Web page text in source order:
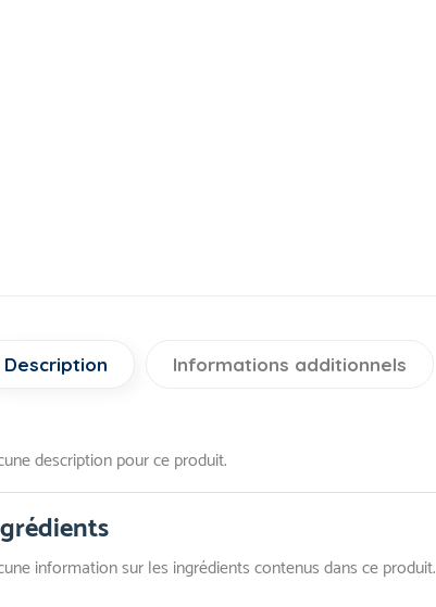
Description Informations additionnels
description pour ce produit.
information sur les ingrédients contenus dans ce produit.